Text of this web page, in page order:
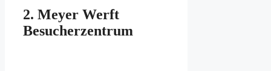
2. Meyer Werft
Besucherzentrum